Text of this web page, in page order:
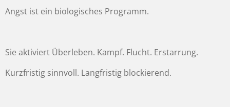
Angst ist ein biologisches Programm.
Sie aktiviert Überleben. Kampf. Flucht. Erstarrung.
Kurzfristig sinnvoll. Langfristig blockierend.